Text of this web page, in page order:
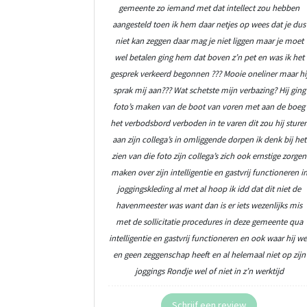
gemeente zo iemand met dat intellect zou hebben
aangesteld toen ik hem daar netjes op wees dat je dus
niet kan zeggen daar mag je niet liggen maar je moet
wel betalen ging hem dat boven z’n pet en was ik het
gesprek verkeerd begonnen ??? Mooie oneliner maar
sprak mij aan??? Wat schetste mijn verbazing? Hij ging
foto’s maken van de boot van voren met aan de boeg
het verbodsbord verboden in te varen dit zou hij
aan zijn collega’s in omliggende dorpen ik denk bij het
zien van die foto zijn collega’s zich ook ernstige zorgen
maken over zijn intelligentie en gastvrij functioneren in
joggingskleding al met al hoop ik idd dat dit niet de
havenmeester was want dan is er iets wezenlijks mis
met de sollicitatie procedures in deze gemeente qua
intelligentie en gastvrij functioneren en ook waar hij
en geen zeggenschap heeft en al helemaal niet op zijn
joggings Rondje wel of niet in z’n werktijd